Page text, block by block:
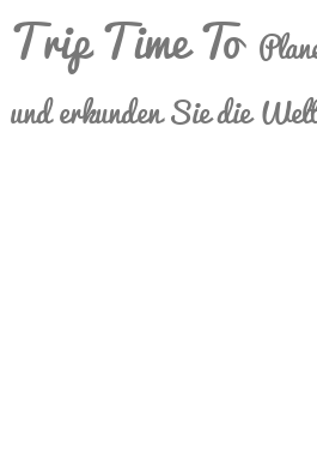
Trip Time To
und erkunden Sie die